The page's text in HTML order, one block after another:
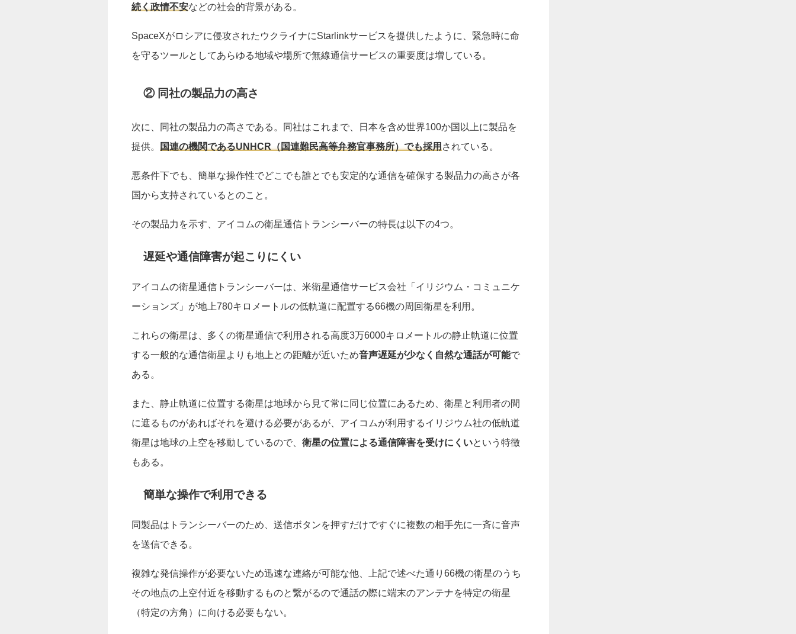
続く政情不安などの社会的背景がある。
SpaceXがロシアに侵攻されたウクライナにStarlinkサービスを提供したように、緊急時に命
を守るツールとしてあらゆる地域や場所で無線通信サービスの重要度は増している。
② 同社の製品力の高さ
次に、同社の製品力の高さである。同社はこれまで、日本を含め世界100か国以上に製品を
提供。 国連の機関であるUNHCR（国連難民高等弁務官事務所）でも採用 されている。
悪条件下でも、簡単な操作性でどこでも誰とでも安定的な通信を確保する製品力の高さが各
国から支持されているとのこと。
その製品力を示す、アイコムの衛星通信トランシーバーの特長は以下の4つ。
遅延や通信障害が起こりにくい
アイコムの衛星通信トランシーバーは、米衛星通信サービス会社「イリジウム・コミュニケ
ーションズ」が地上780キロメートルの低軌道に配置する66機の周回衛星を利用。
これらの衛星は、多くの衛星通信で利用される高度3万6000キロメートルの静止軌道に位置
する一般的な通信衛星よりも地上との距離が近いため音声遅延が少なく自然な通話が可能で
ある。
また、静止軌道に位置する衛星は地球から見て常に同じ位置にあるため、衛星と利用者の間
に遮るものがあればそれを避ける必要があるが、アイコムが利用するイリジウム社の低軌道
衛星は地球の上空を移動しているので、衛星の位置による通信障害を受けにくいという特徴
もある。
簡単な操作で利用できる
同製品はトランシーバーのため、送信ボタンを押すだけですぐに複数の相手先に一斉に音声
を送信できる。
複雑な発信操作が必要ないため迅速な連絡が可能な他、上記で述べた通り66機の衛星のうち
その地点の上空付近を移動するものと繋がるので通話の際に端末のアンテナを特定の衛星
（特定の方角）に向ける必要もない。